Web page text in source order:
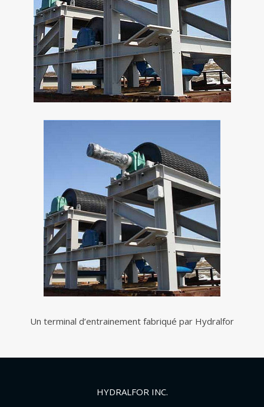
Un terminal d’entrainement fabriqué par Hydralfor
HYDRALFOR INC.